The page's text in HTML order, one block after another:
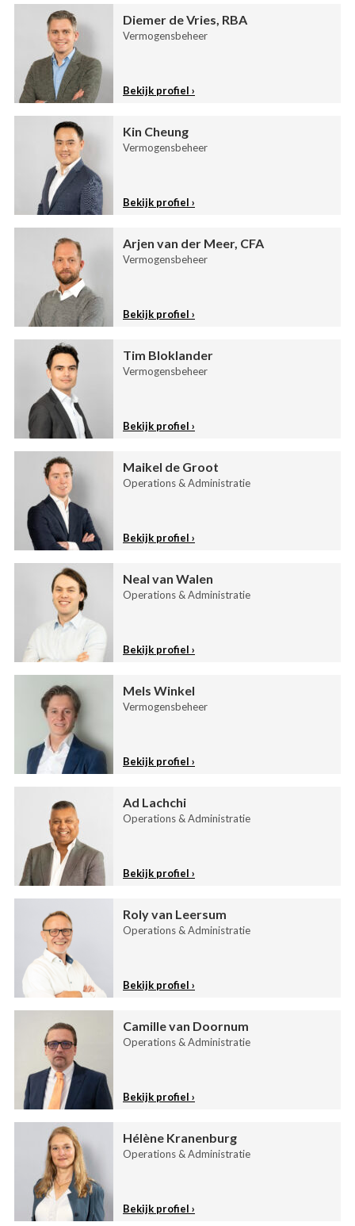
Diemer de Vries, RBA
Vermogensbeheer
Bekijk profiel
Kin Cheung
Vermogensbeheer
Bekijk profiel
Arjen van der Meer, CFA
Vermogensbeheer
Bekijk profiel
Tim Bloklander
Vermogensbeheer
Bekijk profiel
Maikel de Groot
Operations & Administratie
Bekijk profiel
Neal van Walen
Operations & Administratie
Bekijk profiel
Mels Winkel
Vermogensbeheer
Bekijk profiel
Ad Lachchi
Operations & Administratie
Bekijk profiel
Roly van Leersum
Operations & Administratie
Bekijk profiel
Camille van Doornum
Operations & Administratie
Bekijk profiel
Hélène Kranenburg
Operations & Administratie
Bekijk profiel